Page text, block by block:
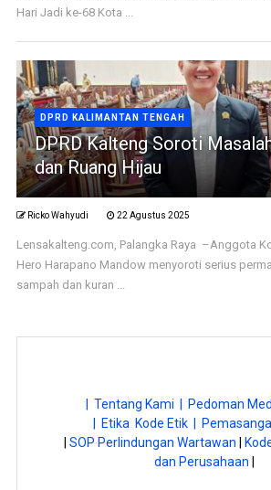
Hari Jadi ke-68 Kota ...
DPRD KALIMANTAN TENGAH
DPRD Kalteng Soroti
dan Ruang Hijau
Ricko Wahyudi 22 Agustus 2025
Lensakalteng.com, Palangka Raya –Anggota
Hero Harapano Mandow menyoroti serius
sampah dan kuran ...
| Tentang Kami |
Pedoman
| Etika Kode Etik |
SOP Perlindungan Wartawan
dan Perusahaan